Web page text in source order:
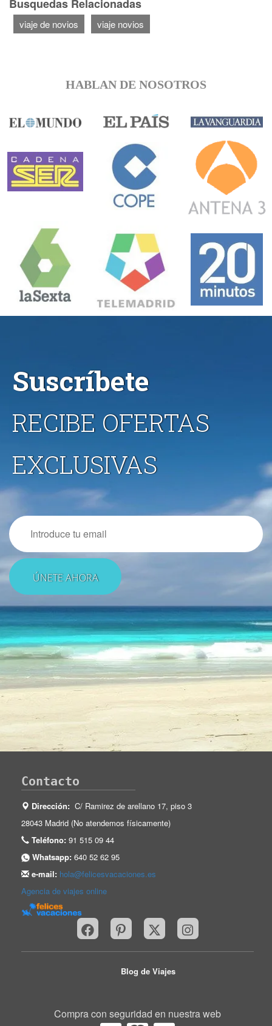
Busquedas Relacionadas
viaje de novios viaje novios
HABLAN DE NOSOTROS
Suscríbete
RECIBE OFERTAS
EXCLUSIVAS
Email
Contacto
Dirección: C/ Ramirez de arellano 17, piso 3
28043 Madrid (No atendemos físicamente)
Teléfono: 91 515 09 44
Whatsapp: 640 52 62 95
e-mail: hola@felicesvacaciones.es
Agencia de viajes online
Blog de Viajes
Compra con seguridad en nuestra web